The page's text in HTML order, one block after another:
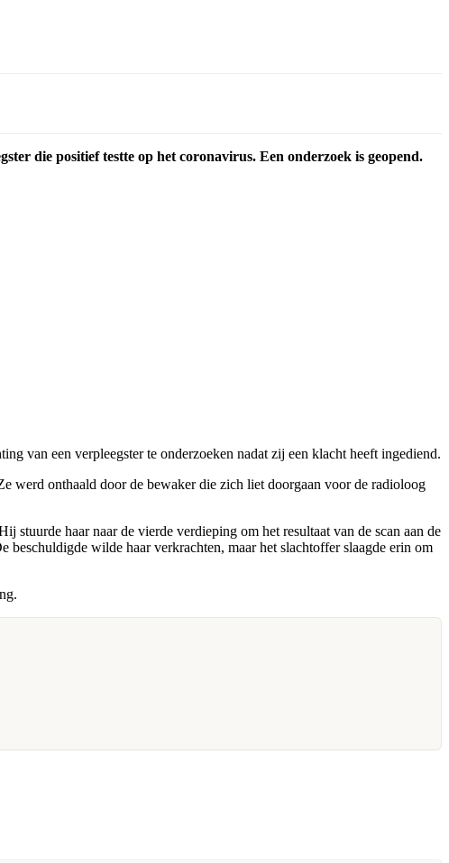
die positief testte op het coronavirus. Een onderzoek is geopend.
van een verpleegster te onderzoeken nadat zij een klacht heeft ingediend.
werd onthaald door de bewaker die zich liet doorgaan voor de radioloog
stuurde haar naar de vierde verdieping om het resultaat van de scan aan de
wilde haar verkrachten, maar het slachtoffer slaagde erin om